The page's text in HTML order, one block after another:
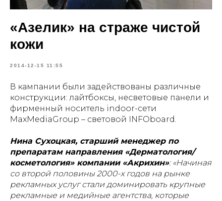
«Азелик» на страже чистой
кожи
2014-12-15 11:55
В кампании были задействованы различные
конструкции: лайтбоксы, несветовые панели и
фирменный носитель indoor-сети
MaxMediaGroup – световой INFOboard.
Нина Сухоцкая, старший менеджер по
препаратам направления «Дерматология/
косметология» компании «Акрихин»: «Начиная
со второй половины 2000-х годов на рынке
рекламных услуг стали доминировать крупные
рекламные и медийные агентства, которые